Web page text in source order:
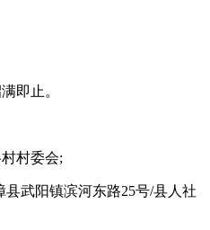
即止。
村委会;
武阳镇滨河东路25号/县人社